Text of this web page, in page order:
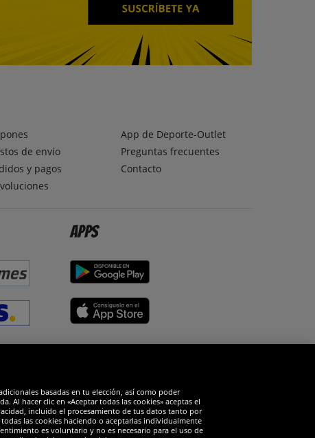
de envío
y pagos
App de Deporte-Outlet
Preguntas frecuentes
Contacto
Apps
basadas en tu elección, así como poder
Al hacer clic en «Aceptar todas las cookies» aceptas el
incluido el procesamiento de tus datos tanto por
las cookies haciendo o aceptarlas individualmente
es voluntario y no es necesario para el uso de